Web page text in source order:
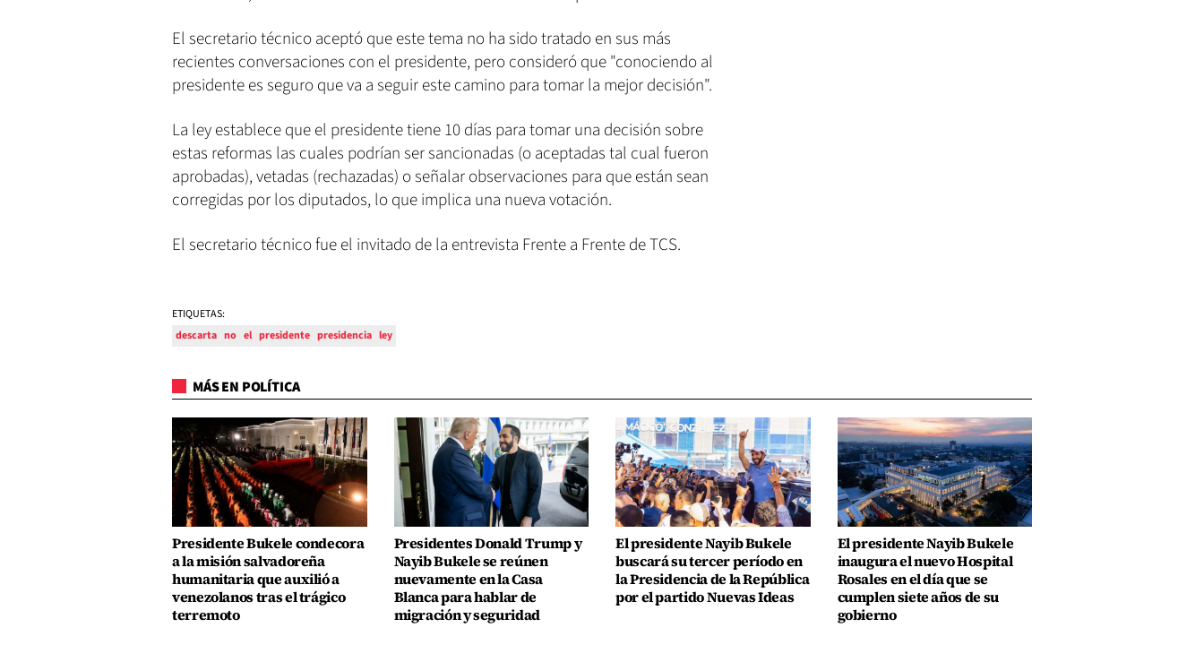
El secretario técnico aceptó que este tema no ha sido tratado en sus más
recientes conversaciones con el presidente, pero consideró que "conociendo al
presidente es seguro que va a seguir este camino para tomar la mejor decisión".
La ley establece que el presidente tiene 10 días para tomar una decisión sobre
estas reformas las cuales podrían ser sancionadas (o aceptadas tal cual fueron
aprobadas), vetadas (rechazadas) o señalar observaciones para que están sean
corregidas por los diputados, lo que implica una nueva votación.
El secretario técnico fue el invitado de la entrevista Frente a Frente de TCS.
ETIQUETAS:
descarta no el presidente presidencia ley
MÁS EN POLÍTICA
Presidente Bukele condecora
a la misión salvadoreña
humanitaria que auxilió a
venezolanos tras el trágico
terremoto
Presidentes Donald Trump y
Nayib Bukele se reúnen
nuevamente en la Casa
Blanca para hablar de
migración y seguridad
El presidente Nayib Bukele
buscará su tercer período en
la Presidencia de la República
por el partido Nuevas Ideas
El presidente Nayib Bukele
inaugura el nuevo Hospital
Rosales en el día que se
cumplen siete años de su
gobierno